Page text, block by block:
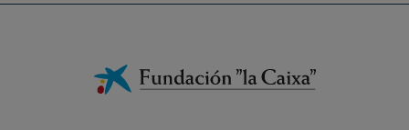
Fundación
La